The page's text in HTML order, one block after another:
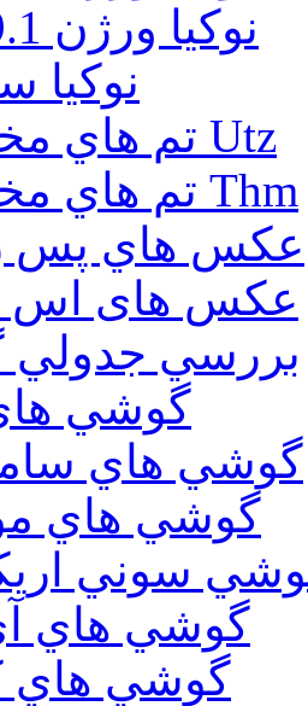
نوكيا ورژن 9.1 و 9.2
نوکیا
تم هاي مخصوص Utz
تم هاي مخصوص Thm
عكس هاي پس
عكس های اس
بررسي جدولي
گوشي
گوشي هاي
گوشي هاي
سوني
گوشي هاي
گوشي هاي